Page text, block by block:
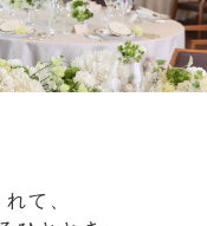
て、